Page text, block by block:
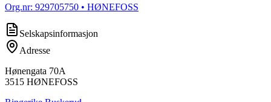
Org.nr: 929705750 • HØNEFOSS
Selskapsinformasjon
Adresse
Hønengata 70A
3515 HØNEFOSS